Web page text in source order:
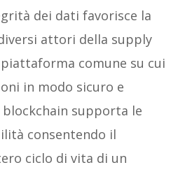
dei dati favorisce la
attori della supply
comune su cui
in modo sicuro e
supporta le
consentendo il
ciclo di vita di un